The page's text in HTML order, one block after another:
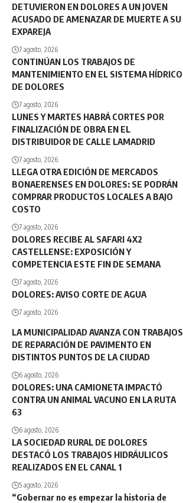
DETUVIERON EN DOLORES A UN JOVEN
ACUSADO DE AMENAZAR DE MUERTE A SU
EXPAREJA
7 agosto, 2026
CONTINÚAN LOS TRABAJOS DE
MANTENIMIENTO EN EL SISTEMA HÍDRICO
DE DOLORES
7 agosto, 2026
LUNES Y MARTES HABRÁ CORTES POR
FINALIZACIÓN DE OBRA EN EL
DISTRIBUIDOR DE CALLE LAMADRID
7 agosto, 2026
LLEGA OTRA EDICIÓN DE MERCADOS
BONAERENSES EN DOLORES: SE PODRÁN
COMPRAR PRODUCTOS LOCALES A BAJO
COSTO
7 agosto, 2026
DOLORES RECIBE AL SAFARI 4X2
CASTELLENSE: EXPOSICIÓN Y
COMPETENCIA ESTE FIN DE SEMANA
7 agosto, 2026
DOLORES: AVISO CORTE DE AGUA
7 agosto, 2026
LA MUNICIPALIDAD AVANZA CON TRABAJOS
DE REPARACIÓN DE PAVIMENTO EN
DISTINTOS PUNTOS DE LA CIUDAD
6 agosto, 2026
DOLORES: UNA CAMIONETA IMPACTÓ
CONTRA UN ANIMAL VACUNO EN LA RUTA
63
6 agosto, 2026
LA SOCIEDAD RURAL DE DOLORES
DESTACÓ LOS TRABAJOS HIDRÁULICOS
REALIZADOS EN EL CANAL 1
5 agosto, 2026
“Gobernar no es empezar la historia de